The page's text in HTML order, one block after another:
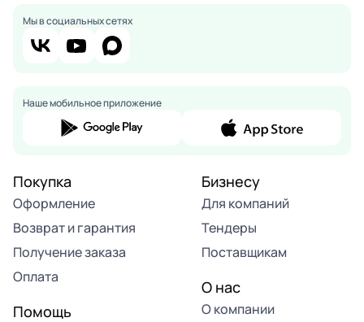
Мы в социальных сетях
Наше мобильное приложение
Покупка
Оформление
Возврат и гарантия
Получение заказа
Оплата
Помощь
Бизнесу
Для компаний
Тендеры
Поставщикам
О нас
О компании